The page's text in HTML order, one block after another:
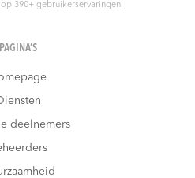
op 390+ gebruikerservaringen.
PAGINA’S
deelnemers